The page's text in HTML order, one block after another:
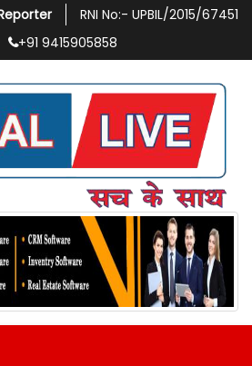
RNI No:- UPBIL/2015/67451
+91 9415905858